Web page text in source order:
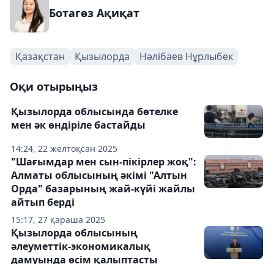
Ботагөз Ақиқат
Қазақстан Қызылорда Нәлібаев Нұрлыбек
Оқи отырыңыз
14:24, 22 желтоқсан 2025
Қызылорда облысында бөтелке
мен әк өндіріле бастайды
15:17, 27 қараша 2025
"Шағымдар мен сын-пікірлер жоқ":
Алматы облысының әкімі "Алтын
Орда" базарының жай-күйі жайлы
айтып берді
Қызылорда облысының
әлеуметтік-экономикалық
дамуында өсім қалыптасты